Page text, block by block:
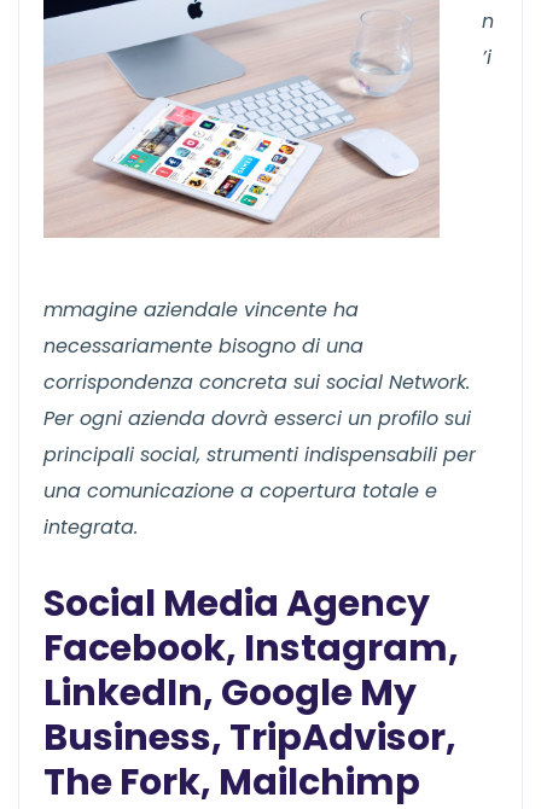
n
’i
mmagine aziendale vincente ha
necessariamente bisogno di una
corrispondenza concreta sui social Network.
Per ogni azienda dovrà esserci un profilo sui
principali social, strumenti indispensabili per
una comunicazione a copertura totale e
integrata.
Social Media Agency
Facebook, Instagram,
LinkedIn, Google My
Business, TripAdvisor,
The Fork, Mailchimp